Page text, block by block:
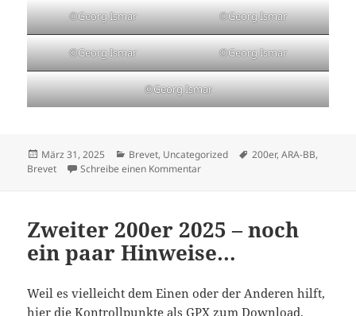
©Georg Ismar ©Georg Ismar
©Georg Ismar ©Georg Ismar
©Georg Ismar
Veröffentlicht
am
März 31, 2025 Kategorien
Brevet, Uncategorized Schlagwörter
200er,ARA-BB,
Brevet
Schreibe einen Kommentarzu Zweiter 200er: zu Benno und
Zweiter 200er 2025 – noch
ein paar Hinweise…
Weil es vielleicht dem Einen oder der Anderen hilft,
hier die Kontrollpunkte als GPX zum Download.